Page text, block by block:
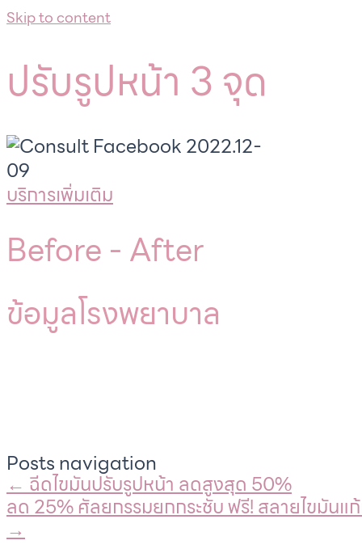
Skip to content
ปรับรูปหน้า 3 จุด
บริการเพิ่มเติม
Before - After
ข้อมูลโรงพยาบาล
Posts navigation
← ฉีดไขมันปรับรูปหน้า ลดสูงสุด 50%
ลด 25% ศัลยกรรมยกกระชับ ฟรี! สลายไขมันแ
→